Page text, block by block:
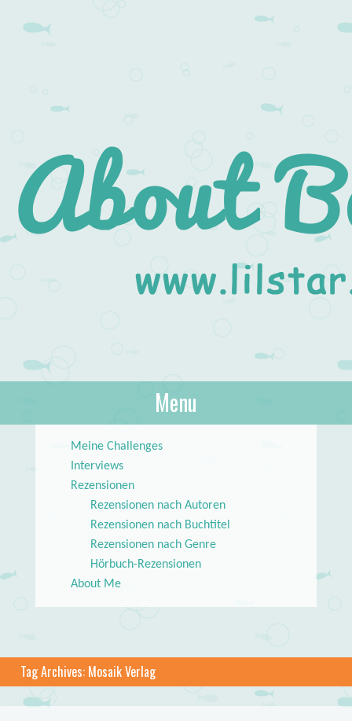
About Books
lilstar.de
Menu
Meine Challenges
Interviews
Rezensionen
Rezensionen nach Autoren
Rezensionen nach Buchtitel
Rezensionen nach Genre
Hörbuch-Rezensionen
About Me
Tag Archives: Mosaik Verlag